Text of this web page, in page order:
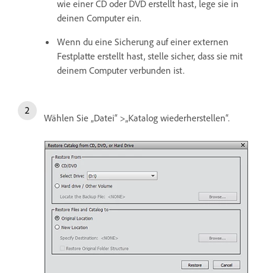
wie einer CD oder DVD erstellt hast, lege sie in
deinen Computer ein.
Wenn du eine Sicherung auf einer externen
Festplatte erstellt hast, stelle sicher, dass sie mit
deinem Computer verbunden ist.
Wählen Sie „Datei“ >„Katalog wiederherstellen“.